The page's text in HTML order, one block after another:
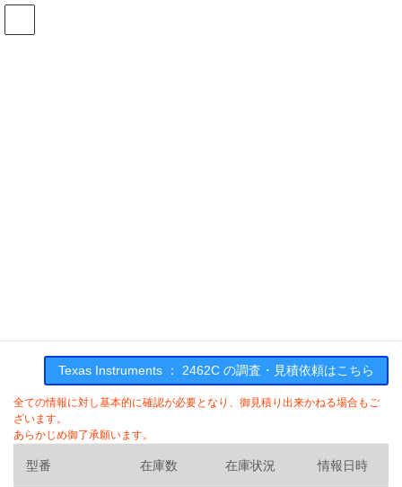
コ
ナ
Texas Instruments ： 2462C の調査・見積依頼はこちら
全ての情報に対し基本的に確認が必要となり、御見積り出来かねる場合もご
ざいます。
あらかじめ御了承願います。
型番 在庫数 在庫状況 情報日時